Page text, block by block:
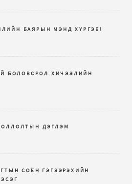
БАЯРЫН МЭНД ХҮРГЭЕ!
БОЛОВСРОЛ ХИЧЭЭЛИЙН
ДЭГЛЭМ
СОЁН ГЭГЭЭРЭХИЙН